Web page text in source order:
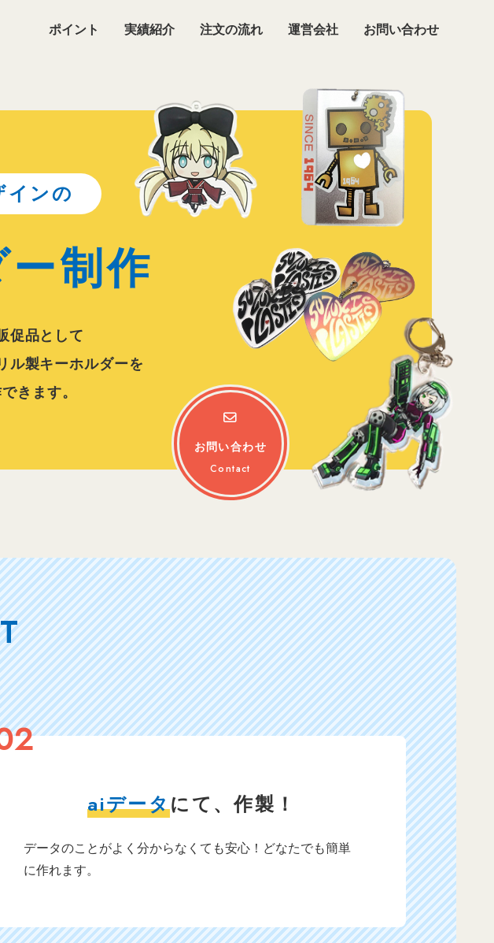
ポイント 実績紹介 注文の流れ 運営会社 お問い合わせ
インの
制作
促品として
ル製キーホルダーを
きます。
お問い合わせ
Contact
aiデータにて、作製！
データのことがよく分からなくても安心！どなたでも簡単
に作れます。